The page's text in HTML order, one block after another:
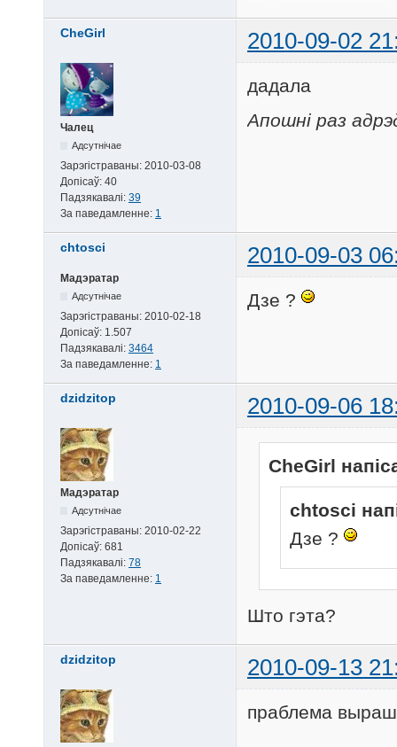
CheGirl 2010-09-02
Чалец
Адсутнічае
Зарэгістраваны: 2010-03-08
Допісаў: 40
Падзякавалі: 39
За паведамленне: 1
дадала
Апошні раз
chtosci 2010-09-03
Мадэратар
Адсутнічае
Зарэгістраваны: 2010-02-18
Допісаў: 1.507
Падзякавалі: 3464
За паведамленне: 1
Дзе ?
dzidzitop 2010-09-06
Мадэратар
Адсутнічае
Зарэгістраваны: 2010-02-22
Допісаў: 681
Падзякавалі: 78
За паведамленне: 1
CheGirl
chtosci
Дзе ?
Што гэта?
dzidzitop 2010-09-13
праблема